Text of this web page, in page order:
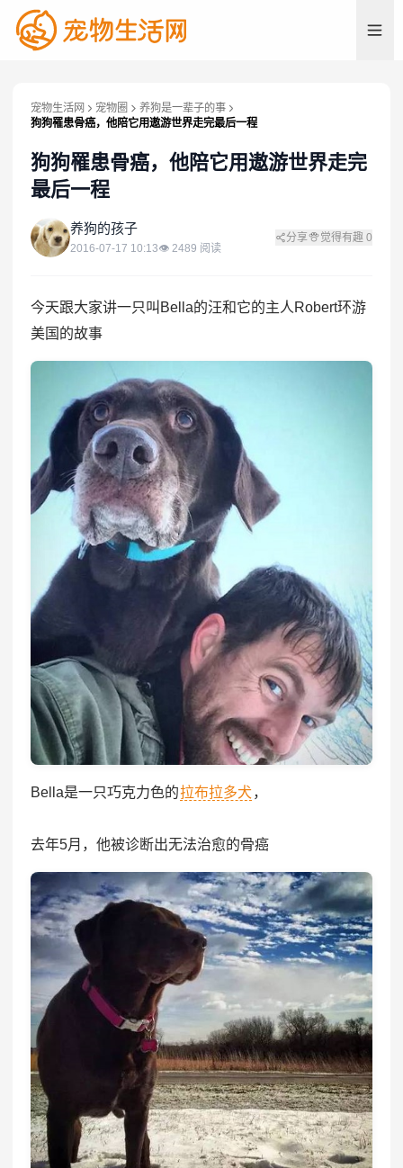
宠物生活网 宠物圈
养狗是一辈子的事
狗狗罹患骨癌，他陪它用遨游世界走完最后一程
狗狗罹患骨癌，他陪它用遨游世界走完
最后一程
养 养狗的孩子
2016-07-17 10:13👁 2489 阅读
分享 觉得有趣 0
今天跟大家讲一只叫Bella的汪和它的主人Robert环游
美国的故事
Bella是一只巧克力色的拉布拉多犬，
去年5月，他被诊断出无法治愈的骨癌